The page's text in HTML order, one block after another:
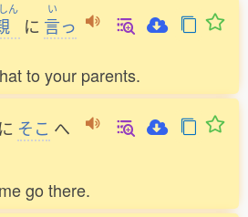
ん
に
い
言っ
to your parents.
に そこ へ
go there.